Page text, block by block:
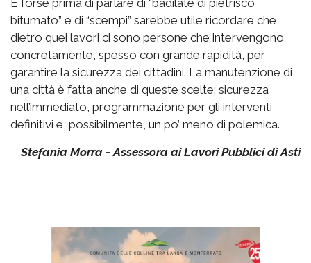
E forse prima di parlare di “badilate di pietrisco
bitumato” e di “scempi” sarebbe utile ricordare che
dietro quei lavori ci sono persone che intervengono
concretamente, spesso con grande rapidità, per
garantire la sicurezza dei cittadini. La manutenzione di
una città è fatta anche di queste scelte: sicurezza
nell’immediato, programmazione per gli interventi
definitivi e, possibilmente, un po’ meno di polemica.
Stefania Morra - Assessora ai Lavori Pubblici di Asti